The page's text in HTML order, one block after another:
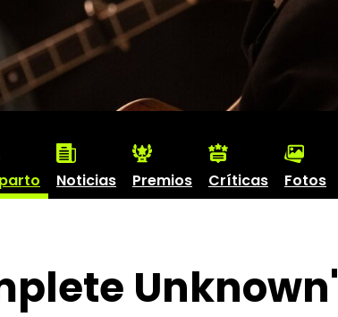
Noticias Premios Críticas Fotos
Unknown'